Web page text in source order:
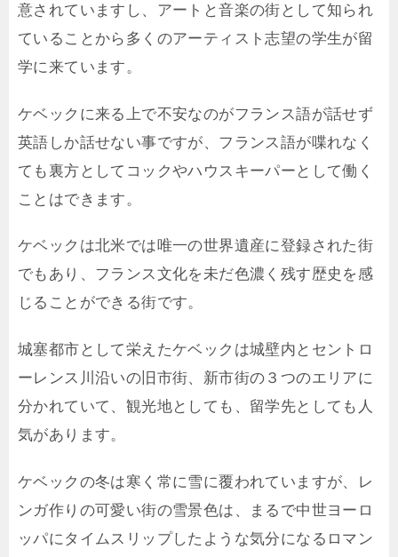
意されていますし、アートと音楽の街として知られ
ていることから多くのアーティスト志望の学生が留
学に来ています。
ケベックに来る上で不安なのがフランス語が話せず
英語しか話せない事ですが、フランス語が喋れなく
ても裏方としてコックやハウスキーパーとして働く
ことはできます。
ケベックは北米では唯一の世界遺産に登録された街
でもあり、フランス文化を未だ色濃く残す歴史を感
じることができる街です。
城塞都市として栄えたケベックは城壁内とセントロ
ーレンス川沿いの旧市街、新市街の３つのエリアに
分かれていて、観光地としても、留学先としても人
気があります。
ケベックの冬は寒く常に雪に覆われていますが、レ
ンガ作りの可愛い街の雪景色は、まるで中世ヨーロ
ッパにタイムスリップしたような気分になるロマン